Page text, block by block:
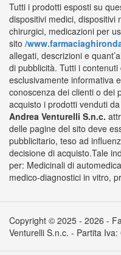
Tutti i prodotti esposti su
dispositivi medici, dispositivi
chirurgici, medicazioni per
sito /
allegati, descrizioni e
di pubblicità. Tutti i
esclusivamente informativa
conoscenza dei clienti o dei
acquisto i prodotti venduti da
Andrea Venturelli S.n.c.
delle pagine del sito deve
pubblicitario, teso ad
decisione di acquisto.Tale
per: Medicinali di
medico-diagnostici in vitro,
Copyright © 2025 - 2026 -
Venturelli S.n.c. - Partita